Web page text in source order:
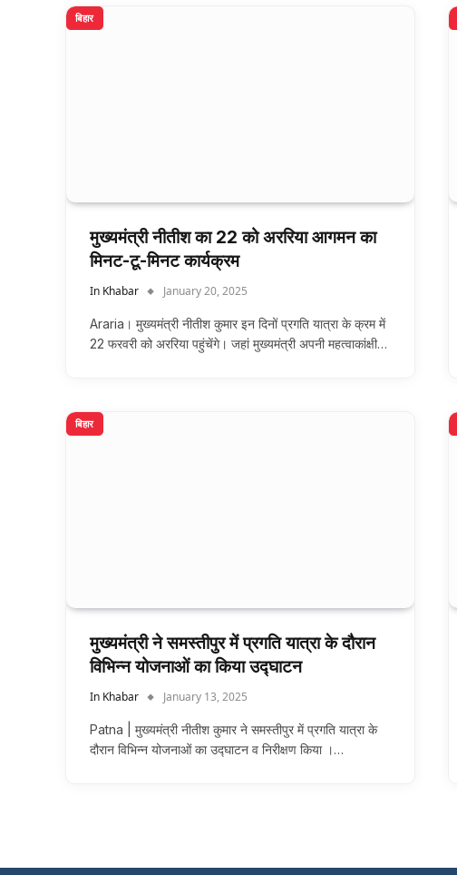
बिहार
मुख्यमंत्री नीतीश का 22 को अररिया आगमन का
मिनट-टू-मिनट कार्यक्रम
In Khabar January 20, 2025
Araria। मुख्यमंत्री नीतीश कुमार इन दिनों प्रगति यात्रा के क्रम में
22 फरवरी को अररिया पहुंचेंगे। जहां मुख्यमंत्री अपनी महत्वाकांक्षी…
बिहार
मुख्यमंत्री ने समस्तीपुर में प्रगति यात्रा के दौरान
विभिन्न योजनाओं का किया उद्घाटन
In Khabar January 13, 2025
Patna | मुख्यमंत्री नीतीश कुमार ने समस्तीपुर में प्रगति यात्रा के
दौरान विभिन्न योजनाओं का उद्घाटन व निरीक्षण किया ।…